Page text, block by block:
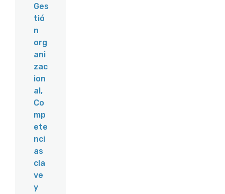
Ges
tió
n
org
ani
zac
ion
al,
Co
mp
ete
nci
as
cla
ve
y